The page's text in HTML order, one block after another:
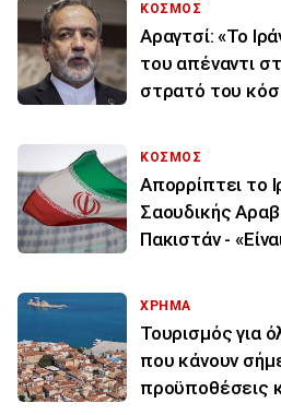
ΚΟΣΜΟΣ
Αραγτσί: «Το
του απέναντι
στρατό του
ΚΟΣΜΟΣ
Απορρίπτει το
Σαουδικής
Πακιστάν -
ΧΡΗΜΑ
Τουρισμός για
που κάνουν
προϋποθέσεις